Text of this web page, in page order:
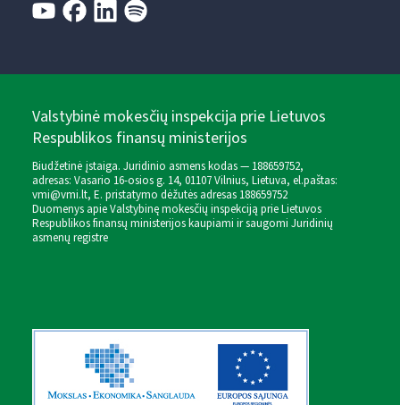
Valstybinė mokesčių inspekcija prie Lietuvos
Respublikos finansų ministerijos
Biudžetinė įstaiga. Juridinio asmens kodas — 188659752,
adresas: Vasario 16-osios g. 14, 01107 Vilnius, Lietuva, el.paštas:
vmi@vmi.lt, E. pristatymo dėžutės adresas 188659752
Duomenys apie Valstybinę mokesčių inspekciją prie Lietuvos
Respublikos finansų ministerijos kaupiami ir saugomi Juridinių
asmenų registre